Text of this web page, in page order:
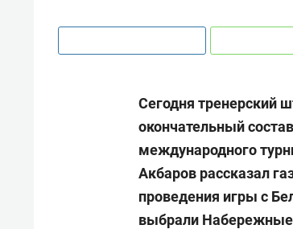
Сегодня тренерский
окончательный
международного
Акбаров рассказал
проведения игры с
выбрали